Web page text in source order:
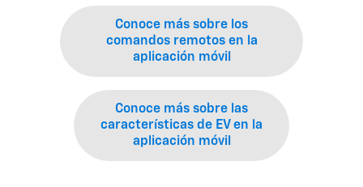
Conoce más sobre los
comandos remotos en la
aplicación móvil
Conoce más sobre las
características de EV en la
aplicación móvil